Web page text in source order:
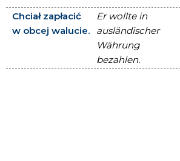
Chciał zapłacić
w obcej walucie.
Er wollte in
ausländischer
Währung
bezahlen.